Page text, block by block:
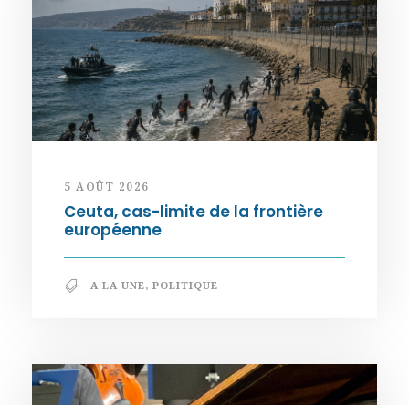
5 AOÛT 2026
Ceuta, cas-limite de la frontière
européenne
A LA UNE, POLITIQUE